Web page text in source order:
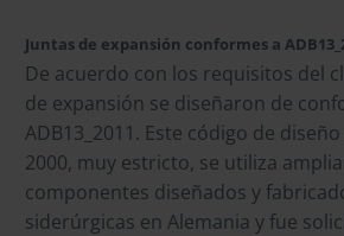
Juntas de expansión conformes a
De acuerdo con los requisitos del
de expansión se diseñaron de
ADB13_2011. Este código de
2000, muy estricto, se utiliza
componentes diseñados y
siderúrgicas en Alemania y fue